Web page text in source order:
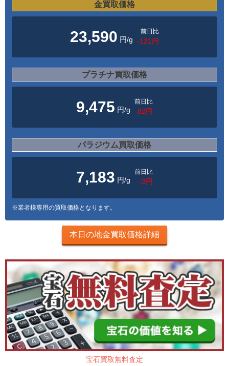
金買取価格
23,590 円/g
前日比
-121円
プラチナ買取価格
9,475 円/g
前日比
-82円
パラジウム買取価格
7,183 円/g
前日比
-3円
※業者様専用の買取価格となります。
本日の地金買取価格詳細
宝石買取無料査定